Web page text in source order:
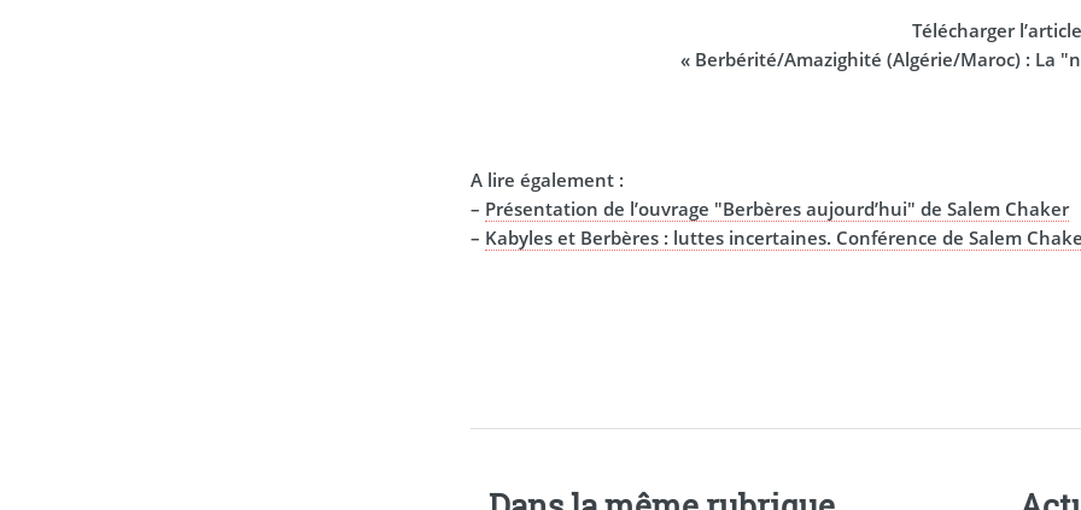
Télécharger
« Berbérité/Amazighité (Algérie/Maroc) : La
A lire également :
– Présentation de l’ouvrage "Berbères aujourd’hui" de Salem Chaker
– Kabyles et Berbères : luttes incertaines. Conférence de Salem